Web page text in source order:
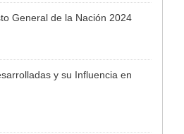
General de la Nación 2024
y su Influencia en